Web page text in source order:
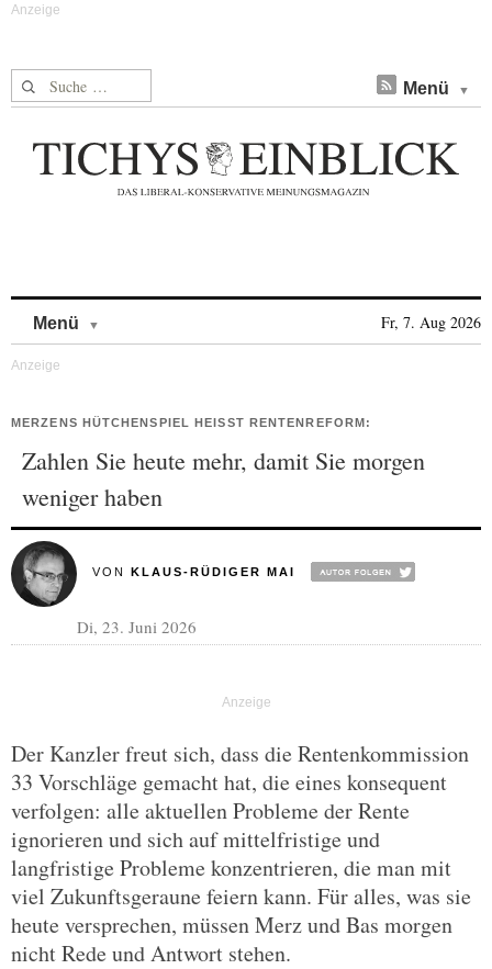
Suche nach: Menü
Menü Fr, 7. Aug 2026
MERZENS HÜTCHENSPIEL HEISST RENTENREFORM:
Zahlen Sie heute mehr, damit Sie morgen
weniger haben
VON KLAUS-RÜDIGER MAI
Di, 23. Juni 2026
Der Kanzler freut sich, dass die Rentenkommission
33 Vorschläge gemacht hat, die eines konsequent
verfolgen: alle aktuellen Probleme der Rente
ignorieren und sich auf mittelfristige und
langfristige Probleme konzentrieren, die man mit
viel Zukunftsgeraune feiern kann. Für alles, was sie
heute versprechen, müssen Merz und Bas morgen
nicht Rede und Antwort stehen.